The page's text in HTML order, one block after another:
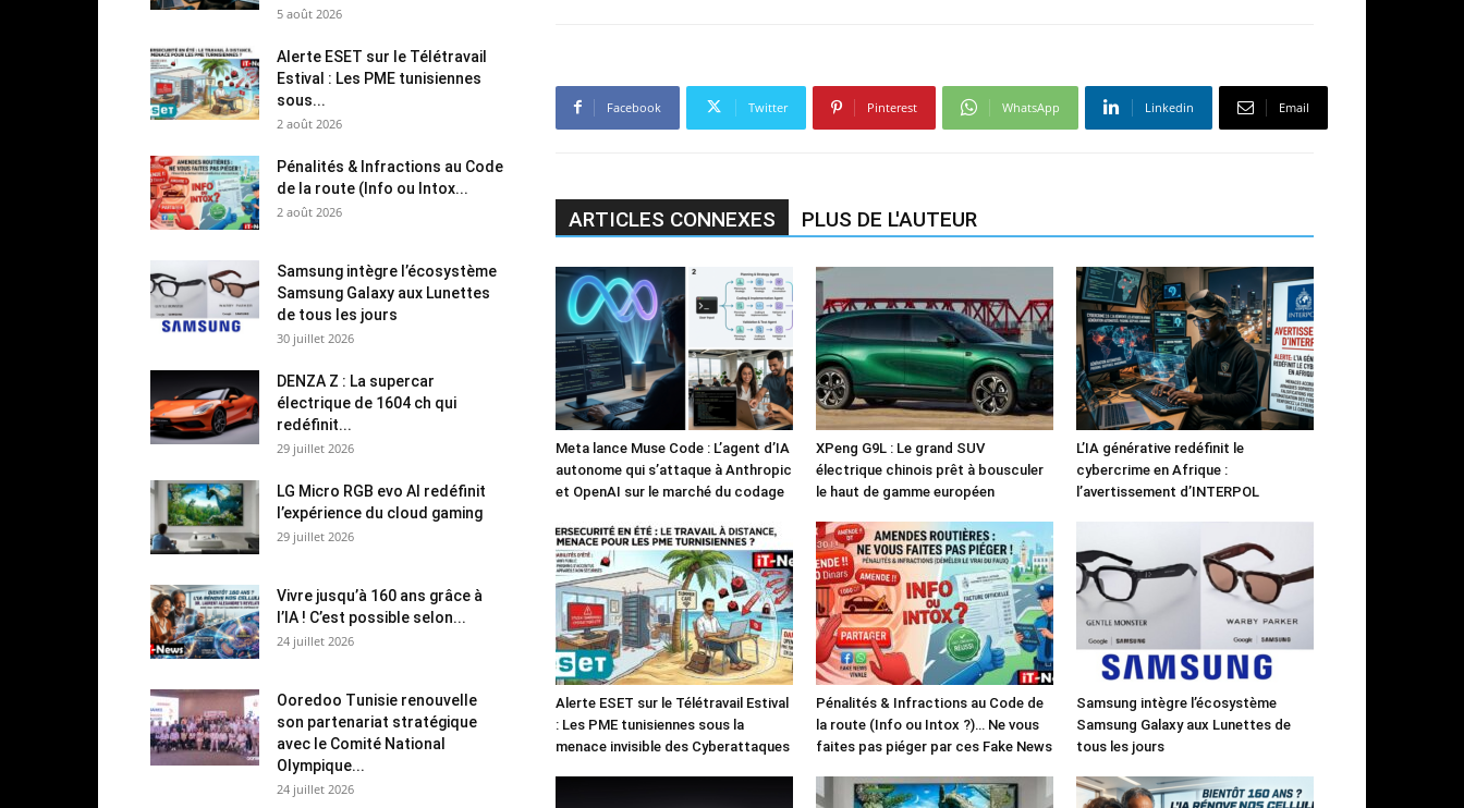
Facebook Twitter Pinterest WhatsApp Linkedin Email
ARTICLES CONNEXES PLUS DE L'AUTEUR
Meta lance Muse Code : L’agent d’IA
autonome qui s’attaque à Anthropic
et OpenAI sur le marché du codage
XPeng G9L : Le grand SUV
électrique chinois prêt à bousculer
le haut de gamme européen
L’IA générative redéfinit le
cybercrime en Afrique :
l’avertissement d’INTERPOL
Alerte ESET sur le Télétravail Estival
: Les PME tunisiennes sous la
menace invisible des Cyberattaques
Pénalités & Infractions au Code de
la route (Info ou Intox ?)… Ne vous
faites pas piéger par ces Fake News
Samsung intègre l’écosystème
Samsung Galaxy aux Lunettes de
tous les jours
5 août 2026
Alerte ESET sur le Télétravail
Estival : Les PME tunisiennes
sous...
2 août 2026
Pénalités & Infractions au Code
de la route (Info ou Intox...
2 août 2026
Samsung intègre l’écosystème
Samsung Galaxy aux Lunettes
de tous les jours
30 juillet 2026
DENZA Z : La supercar
électrique de 1604 ch qui
redéfinit...
29 juillet 2026
LG Micro RGB evo AI redéfinit
l’expérience du cloud gaming
29 juillet 2026
Vivre jusqu’à 160 ans grâce à
l’IA ! C’est possible selon...
24 juillet 2026
Ooredoo Tunisie renouvelle
son partenariat stratégique
avec le Comité National
Olympique...
24 juillet 2026